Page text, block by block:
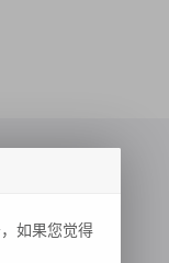
疫情
如果您觉得